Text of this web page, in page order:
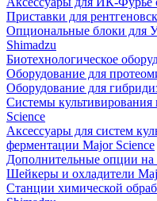
Приставки для
Опциональные блоки для
Shimadzu
Биотехнологическое
Оборудование для
Оборудование для
Системы
Science
Аксессуары для систем
ферментации Major Science
Дополнительные опции на
Шейкеры и охладители
Станции химической